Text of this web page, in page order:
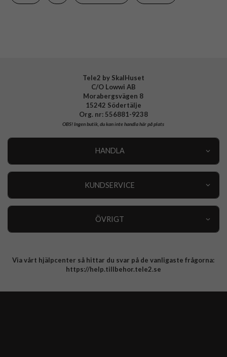
Tele2 by SkalHuset
C/O Lowwi AB
Morabergsvägen 8
15242 Södertälje
Org. nr: 556881-9238
OBS!Ingen butik, du kan inte handla här på plats
HANDLA
KUNDSERVICE
ÖVRIGT
Integritetspolicy
Via vårt hjälpcenter så hittar du svar på de vanligaste frågorna:
https://help.tillbehor.tele2.se